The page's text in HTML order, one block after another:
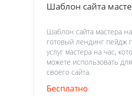
Шаблон сайта
Шаблон сайта мастера
готовый лендинг пейдж
услуг мастера на час,
можете использовать
своего сайта.
Бесплатно